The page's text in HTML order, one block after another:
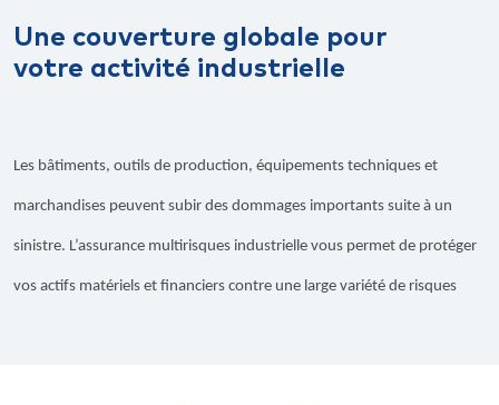
Une couverture globale pour
votre activité industrielle
Les bâtiments, outils de production, équipements techniques et
marchandises peuvent subir des dommages importants suite à un
sinistre. L’assurance multirisques industrielle vous permet de protéger
vos actifs matériels et financiers contre une large variété de risques